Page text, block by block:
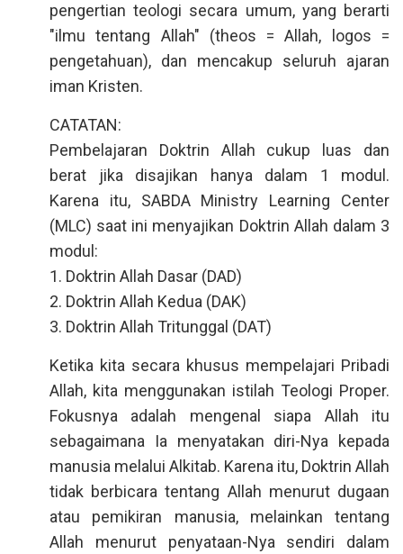
pengertian teologi secara umum, yang berarti
"ilmu tentang Allah" (theos = Allah, logos =
pengetahuan), dan mencakup seluruh ajaran
iman Kristen.
CATATAN:
Pembelajaran Doktrin Allah cukup luas dan
berat jika disajikan hanya dalam 1 modul.
Karena itu, SABDA Ministry Learning Center
(MLC) saat ini menyajikan Doktrin Allah dalam 3
modul:
1. Doktrin Allah Dasar (DAD)
2. Doktrin Allah Kedua (DAK)
3. Doktrin Allah Tritunggal (DAT)
Ketika kita secara khusus mempelajari Pribadi
Allah, kita menggunakan istilah Teologi Proper.
Fokusnya adalah mengenal siapa Allah itu
sebagaimana Ia menyatakan diri-Nya kepada
manusia melalui Alkitab. Karena itu, Doktrin Allah
tidak berbicara tentang Allah menurut dugaan
atau pemikiran manusia, melainkan tentang
Allah menurut penyataan-Nya sendiri dalam